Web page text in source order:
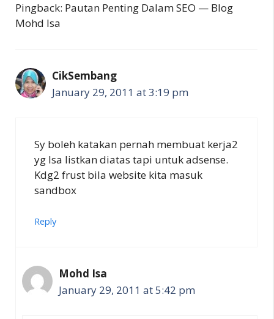
Pingback: Pautan Penting Dalam SEO — Blog
Mohd Isa
CikSembang
January 29, 2011 at 3:19 pm
Sy boleh katakan pernah membuat kerja2
yg Isa listkan diatas tapi untuk adsense.
Kdg2 frust bila website kita masuk
sandbox
Reply
Mohd Isa
January 29, 2011 at 5:42 pm